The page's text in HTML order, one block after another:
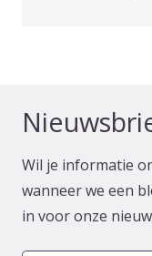
Wil je informatie
wanneer we een
in voor onze